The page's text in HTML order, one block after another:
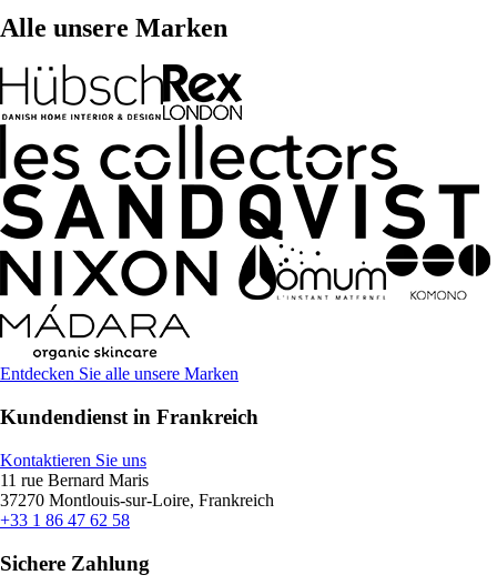
Alle unsere Marken
Entdecken Sie alle unsere Marken
Kundendienst in Frankreich
Kontaktieren Sie uns
11 rue Bernard Maris
37270 Montlouis-sur-Loire, Frankreich
+33 1 86 47 62 58
Sichere Zahlung